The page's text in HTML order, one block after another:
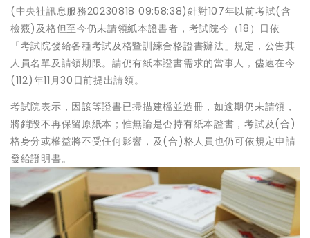
(中央社訊息服務20230818 09:58:38)針對107年以前考試(含
檢覈)及格但至今仍未請領紙本證書者，考試院今（18）日依
「考試院發給各種考試及格暨訓練合格證書辦法」規定，公告其
人員名單及請領期限。請仍有紙本證書需求的當事人，儘速在今
(112)年11月30日前提出請領。
考試院表示，因該等證書已掃描建檔並造冊，如逾期仍未請領，
將銷毀不再保留原紙本；惟無論是否持有紙本證書，考試及(合)
格身分或權益將不受任何影響，及(合)格人員也仍可依規定申請
發給證明書。